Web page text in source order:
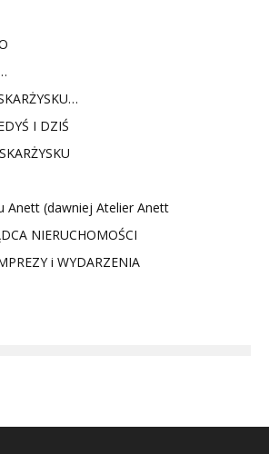
I DZIŚ
Anett (dawniej Atelier Anett
NIERUCHOMOŚCI
i WYDARZENIA